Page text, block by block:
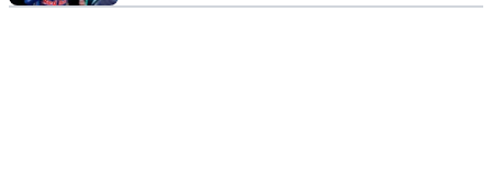
"Echt een ander niveau"